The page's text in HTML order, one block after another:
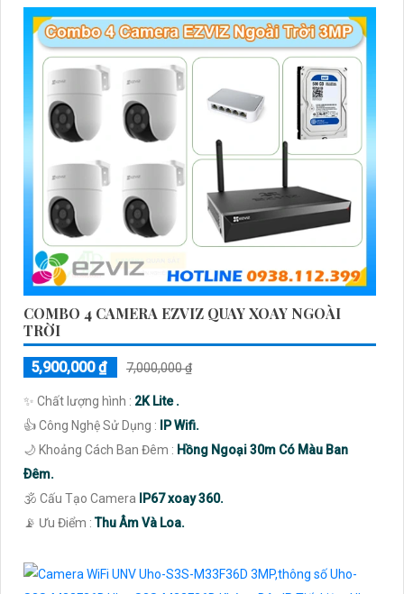
COMBO 4 CAMERA EZVIZ QUAY XOAY NGOÀI
TRỜI
5,900,000 ₫ 7,000,000 ₫
✨ Chất lượng hình : 2K Lite .
👍 Công Nghệ Sử Dụng :
IP Wifi.
🌙 Khoảng Cách Ban Đêm : Hồng Ngoại 30m Có Màu Ban
Ðêm.
🕉️ Cấu Tạo Camera
IP67 xoay 360.
️📡 Ưu Điểm :Thu Âm Và Loa.